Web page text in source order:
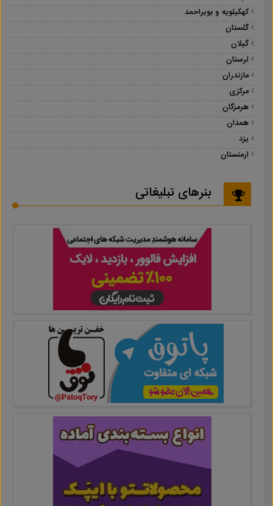
کهکیلویه و بویراحمد
گلستان
گیلان
لرستان
مازندران
مرکزی
هرمزگان
همدان
یزد
ارمنستان
بنرهای تبلیغاتی